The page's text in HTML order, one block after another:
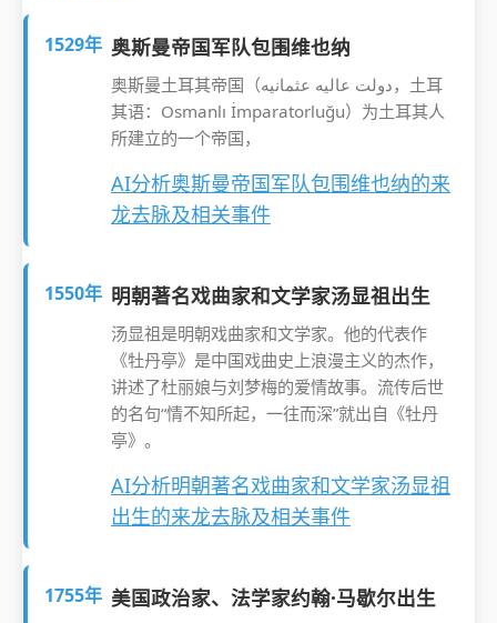
1529年 奥斯曼帝国军队包围维也纳
奥斯曼土耳其帝国（دولت عالیه عثمانیه，土耳
其语：Osmanlı İmparatorluğu）为土耳其人
所建立的一个帝国，
AI分析奥斯曼帝国军队包围维也纳的来
龙去脉及相关事件
1550年 明朝著名戏曲家和文学家汤显祖出生
汤显祖是明朝戏曲家和文学家。他的代表作
《牡丹亭》是中国戏曲史上浪漫主义的杰作，
讲述了杜丽娘与刘梦梅的爱情故事。流传后世
的名句“情不知所起，一往而深”就出自《牡丹
亭》。
AI分析明朝著名戏曲家和文学家汤显祖
出生的来龙去脉及相关事件
1755年 美国政治家、法学家约翰·马歇尔出生